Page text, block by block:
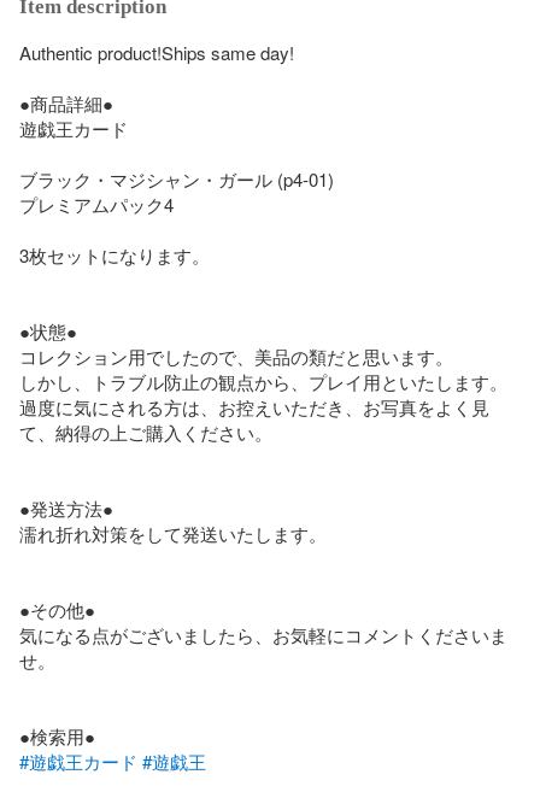
Item description
Authentic product!Ships same day!
●商品詳細●
遊戯王カード
ブラック・マジシャン・ガール (p4-01)
プレミアムパック4
3枚セットになります。
●状態●
コレクション用でしたので、美品の類だと思います。
しかし、トラブル防止の観点から、プレイ用といたします。
過度に気にされる方は、お控えいただき、お写真をよく見
て、納得の上ご購入ください。
●発送方法●
濡れ折れ対策をして発送いたします。
●その他●
気になる点がございましたら、お気軽にコメントくださいま
せ。
#遊戯王カード #遊戯王